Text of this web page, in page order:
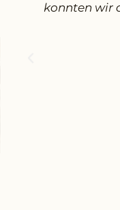
konnten wir